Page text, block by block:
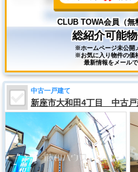
CLUB TOWA会員（無
総紹介可能
※ホームページ未公開
※お気に入り物件の価
最新情報をメール
中古一戸建て
新座市大和田4丁目 中古戸